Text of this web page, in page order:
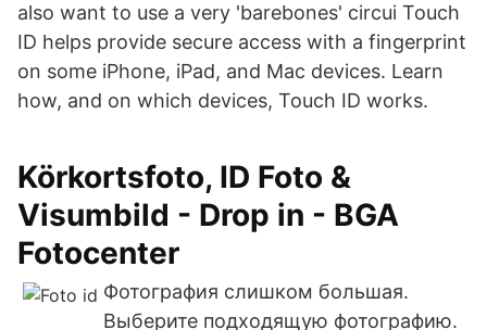
also want to use a very 'barebones' circui Touch
ID helps provide secure access with a fingerprint
on some iPhone, iPad, and Mac devices. Learn
how, and on which devices, Touch ID works.
Körkortsfoto, ID Foto &
Visumbild - Drop in - BGA
Fotocenter
Фотография слишком большая.
Выберите подходящую фотографию.